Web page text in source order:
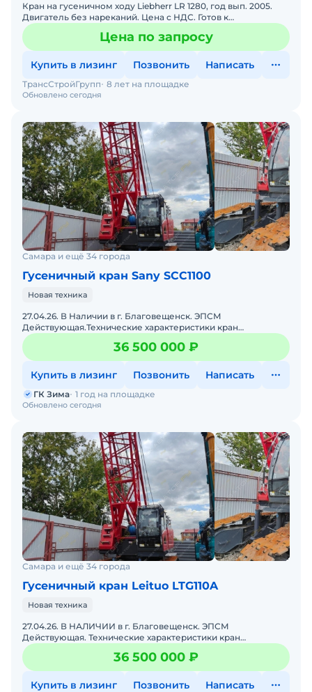
Кран на гусеничном ходу Liebherr LR 1280, год вып. 2005.
Двигатель без нареканий. Цена с НДС. Готов к
эксплуатации. Стрела крана 55м. Кран стоит на учете в Рост
Цена по запросу
Купить в лизинг Позвонить Написать
Обновлено сегодня
ТрансСтройГрупп 8 лет на площадке
Самара и ещё 34 города
Гусеничный кран Sany SCC1100
Новая техника
27.04.26. В Наличии в г. Благовещенск. ЭПСМ
Действующая.Технические характеристики кран
гусеничный Sany SCC1100A• Год выпуска: 2024;• Страна:
Китай;Эк
36 500 000 ₽
Купить в лизинг Позвонить Написать
Обновлено сегодня
ГК Зима 1 год на площадке
Самара и ещё 34 города
Гусеничный кран Leituo LTG110A
Новая техника
27.04.26. В НАЛИЧИИ в г. Благовещенск. ЭПСМ
Действующая. Технические характеристики кран
гусеничный Leituo (аналог Sany SCC1100A):• Год выпуска:
2024;&bul
36 500 000 ₽
Купить в лизинг Позвонить Написать